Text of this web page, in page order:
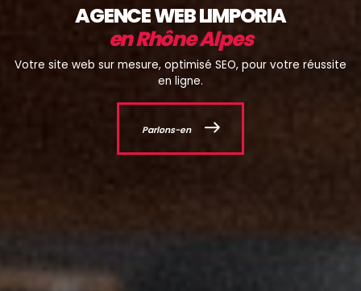
AGENCE WEB LIMPORIA
en Rhône Alpes
Votre site web sur mesure, optimisé SEO, pour votre réussite
en ligne.
Parlons-en